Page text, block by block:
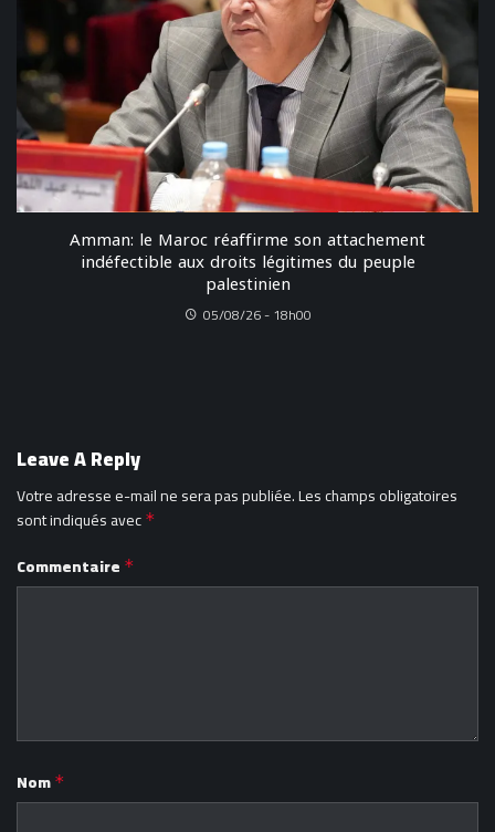
Amman: le Maroc réaffirme son attachement
indéfectible aux droits légitimes du peuple
palestinien
05/08/26 - 18h00
Leave A Reply
Votre adresse e-mail ne sera pas publiée.Les champs obligatoires
sont indiqués avec *
Commentaire *
Nom *